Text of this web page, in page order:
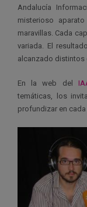
Andalucía
misterioso
maravillas. Cada
variada. El
alcanzado distintos
En la web del
temáticas, los
profundizar en cada